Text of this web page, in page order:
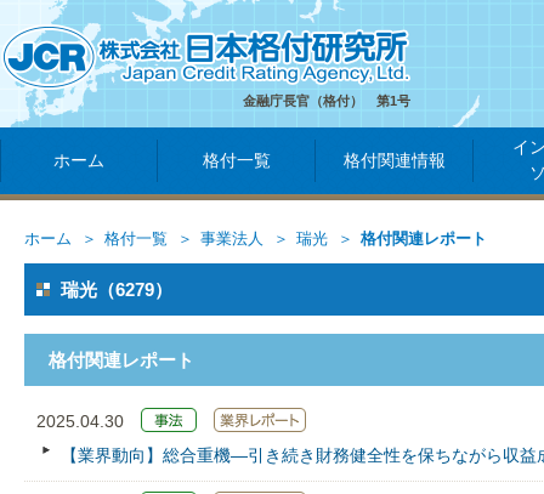
金融庁長官（格付） 第1号
ホーム 格付一覧 格付関連情報
イ
ホーム 格付一覧 事業法人 瑞光 格付関連レポート
瑞光（6279）
格付関連レポート
2025.04.30
【業界動向】総合重機―引き続き財務健全性を保ちながら収